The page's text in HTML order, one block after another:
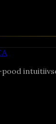
pood